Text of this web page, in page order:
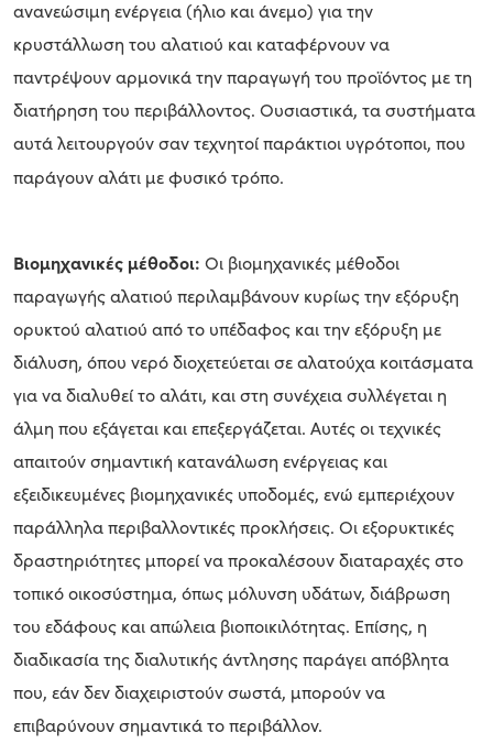
ανανεώσιμη ενέργεια (ήλιο και άνεμο) για την
κρυστάλλωση του αλατιού και καταφέρνουν να
παντρέψουν αρμονικά την παραγωγή του προϊόντος με τη
διατήρηση του περιβάλλοντος. Ουσιαστικά, τα συστήματα
αυτά λειτουργούν σαν τεχνητοί παράκτιοι υγρότοποι, που
παράγουν αλάτι με φυσικό τρόπο.
Βιομηχανικές μέθοδοι: Οι βιομηχανικές μέθοδοι
παραγωγής αλατιού περιλαμβάνουν κυρίως την εξόρυξη
ορυκτού αλατιού από το υπέδαφος και την εξόρυξη με
διάλυση, όπου νερό διοχετεύεται σε αλατούχα κοιτάσματα
για να διαλυθεί το αλάτι, και στη συνέχεια συλλέγεται η
άλμη που εξάγεται και επεξεργάζεται. Αυτές οι τεχνικές
απαιτούν σημαντική κατανάλωση ενέργειας και
εξειδικευμένες βιομηχανικές υποδομές, ενώ εμπεριέχουν
παράλληλα περιβαλλοντικές προκλήσεις. Οι εξορυκτικές
δραστηριότητες μπορεί να προκαλέσουν διαταραχές στο
τοπικό οικοσύστημα, όπως μόλυνση υδάτων, διάβρωση
του εδάφους και απώλεια βιοποικιλότητας. Επίσης, η
διαδικασία της διαλυτικής άντλησης παράγει απόβλητα
που, εάν δεν διαχειριστούν σωστά, μπορούν να
επιβαρύνουν σημαντικά το περιβάλλον.